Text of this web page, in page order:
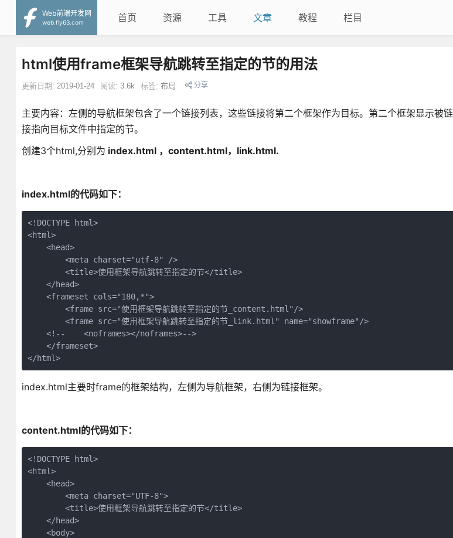
Web前端开发网
web.fly63.com
首页 资源 工具 文章 教程 栏目
html使用frame框架导航跳转至指定的节的用法
更新日期: 2019-01-24 阅读: 3.6k 标签: 布局 分享
主要内容：左侧的导航框架包含了一个链接列表，这些链接将第二个框架作为目标。第二个框架显示被
接指向目标文件中指定的节。
创建3个html,分别为 index.html ，content.html，link.html.
index.html的代码如下：
<!DOCTYPE html>
<html>
    <head>
        <meta charset="utf-8" />
        <title>使用框架导航跳转至指定的节</title>
    </head>
    <frameset cols="180,*">
        <frame src="使用框架导航跳转至指定的节_content.html"/>
        <frame src="使用框架导航跳转至指定的节_link.html" name="showframe"/>
    <!--    <noframes></noframes>-->
    </frameset>
</html>
index.html主要时frame的框架结构，左侧为导航框架，右侧为链接框架。
content.html的代码如下：
<!DOCTYPE html>
<html>
    <head>
        <meta charset="UTF-8">
        <title>使用框架导航跳转至指定的节</title>
    </head>
    <body>